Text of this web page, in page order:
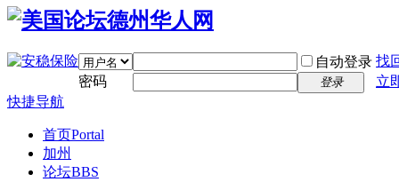
自动登录 找
密码
登录
立
快捷导航
首页Portal
加州
论坛BBS